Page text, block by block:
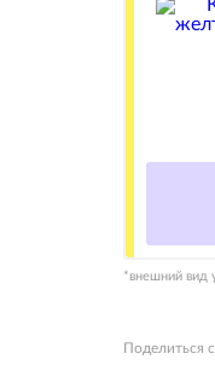
*внешний вид
Поделиться